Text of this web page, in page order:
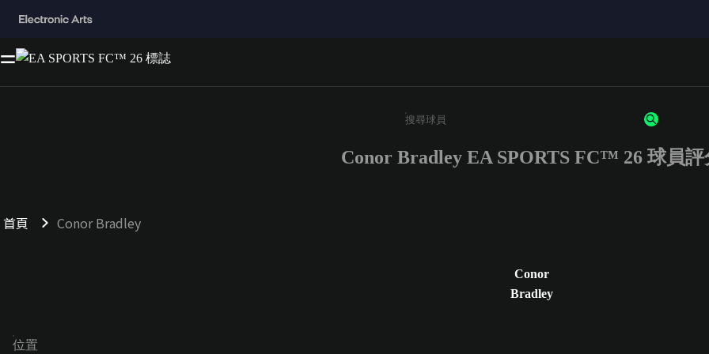
請輸入至少 3 個字元或數字
Conor Bradley EA SPORTS FC™ 26 球員評
首頁 Conor Bradley
Conor
Bradley
位置